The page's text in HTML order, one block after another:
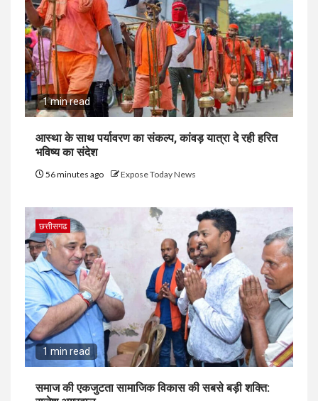
1 min read
आस्था के साथ पर्यावरण का संकल्प, कांवड़ यात्रा दे रही हरित
भविष्य का संदेश
56 minutes ago Expose Today News
छत्तीसगढ
1 min read
समाज की एकजुटता सामाजिक विकास की सबसे बड़ी शक्ति: